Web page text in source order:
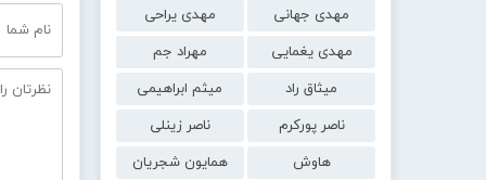
مهدی جهانی
مهدی یراحی
مهدی یغمایی
مهراد جم
میثاق راد
میثم ابراهیمی
ناصر پورکرم
ناصر زینلی
هاوش
همایون شجریان